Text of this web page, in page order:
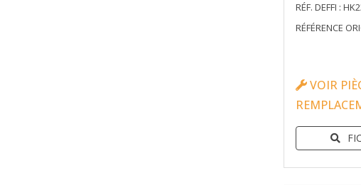
RÉF. DEFFI :
RÉFÉRENCE
VOIR